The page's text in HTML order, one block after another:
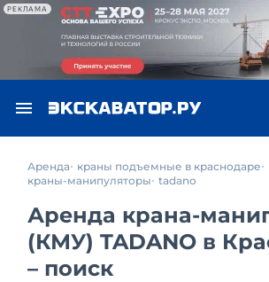
РЕКЛАМА
Аренда
краны подъемные в краснодаре
краны-манипуляторы tadano
Аренда крана-
(КМУ) TADANO в
– поиск